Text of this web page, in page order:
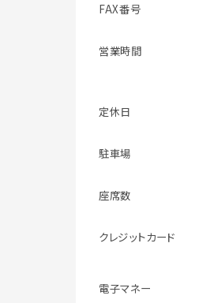
FAX番号
営業時間
定休日
駐車場
座席数
クレジットカード
電子マネー